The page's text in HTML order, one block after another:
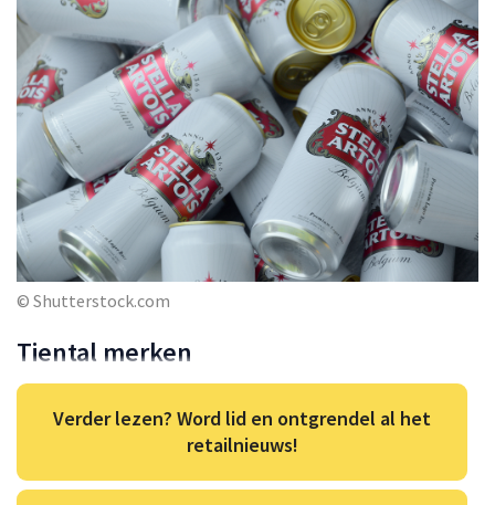
© Shutterstock.com
Tiental merken
Verder lezen? Word lid en ontgrendel al het
retailnieuws!